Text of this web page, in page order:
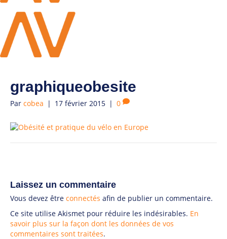
graphiqueobesite
Par cobea | 17 février 2015 | 0
Laissez un commentaire
Vous devez être connectés afin de publier un commentaire.
Ce site utilise Akismet pour réduire les indésirables. En
savoir plus sur la façon dont les données de vos
commentaires sont traitées.